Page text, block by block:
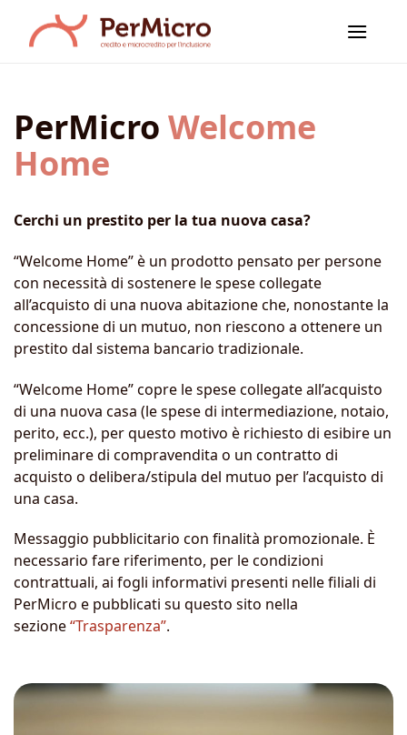
contenuti
PerMicro Welcome
Home
Cerchi un prestito per la tua nuova casa?
“Welcome Home” è un prodotto pensato per persone
con necessità di sostenere le spese collegate
all’acquisto di una nuova abitazione che, nonostante la
concessione di un mutuo, non riescono a ottenere un
prestito dal sistema bancario tradizionale.
“Welcome Home” copre le spese collegate all’acquisto
di una nuova casa (le spese di intermediazione, notaio,
perito, ecc.), per questo motivo è richiesto di esibire un
preliminare di compravendita o un contratto di
acquisto o delibera/stipula del mutuo per l’acquisto di
una casa.
Messaggio pubblicitario con finalità promozionale. È
necessario fare riferimento, per le condizioni
contrattuali, ai fogli informativi presenti nelle filiali di
PerMicro e pubblicati su questo sito nella
sezione“Trasparenza”.